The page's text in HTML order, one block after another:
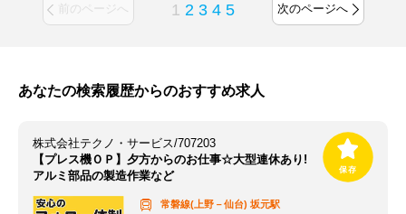
前のページへ 1 2 3 4 5 次のページへ
あなたの検索履歴からのおすすめ求人
株式会社テクノ・サービス/707203
【プレス機ＯＰ】夕方からのお仕事☆大型連休あり!
アルミ部品の製造作業など
常磐線(上野－仙台) 坂元駅